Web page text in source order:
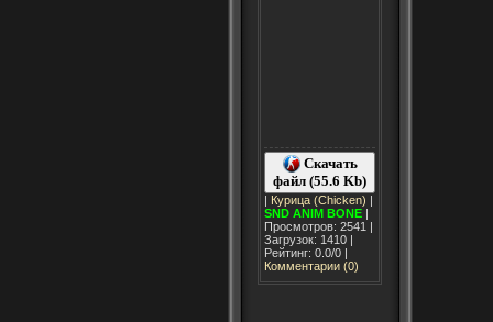
Скачать
файл (55.6 Kb)
| Курица (Chicken) |
SND ANIM BONE |
Просмотров: 2541 |
Загрузок: 1410 |
Рейтинг: 0.0/0 |
Комментарии (0)